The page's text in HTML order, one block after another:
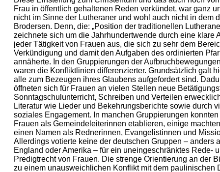
Frau in öffentlich gehaltenen Reden verkündet, war ganz
nicht im Sinne der Lutheraner und wohl auch nicht in dem
Brodersen. Denn, die: „Position der traditionellen
zeichnete sich um die Jahrhundertwende durch eine klare
jeder Tätigkeit von Frauen aus, die sich zu sehr dem
Verkündigung und damit den Aufgaben des ordinierten
annäherte. In den Gruppierungen der
waren die Konfliktlinien differenzierter. Grundsätzlich galt
alle zum Bezeugen ihres Glaubens aufgefordert sind.
öffneten sich für Frauen an vielen Stellen neue
Sonntagschulunterricht, Schreiben und Verteilen
Literatur wie Lieder und Bekehrungsberichte sowie durch
soziales Engagement. In manchen Gruppierungen
Frauen als Gemeindeleiterinnen etablieren, einige
einen Namen als Rednerinnen, Evangelistinnen und
Allerdings votierte keine der deutschen Gruppen – anders
England oder Amerika – für ein uneingeschränktes Rede-
Predigtrecht von Frauen. Die strenge Orientierung an der
zu einem unausweichlichen Konflikt mit dem paulinischen